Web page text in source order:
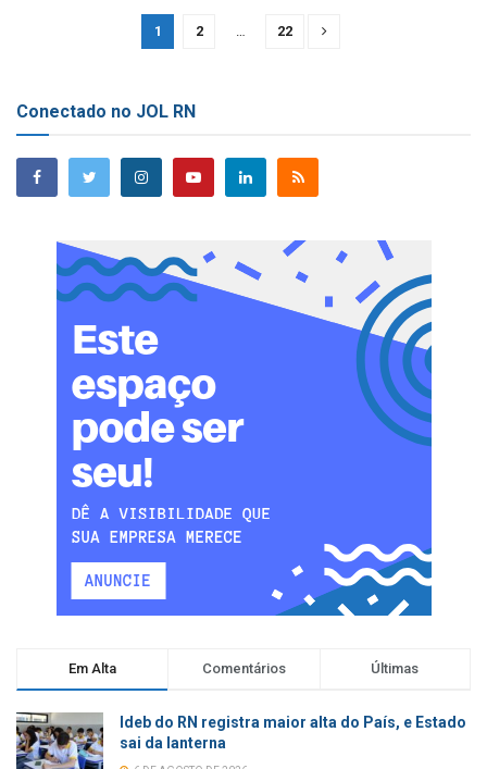
1 2 22
Conectado no JOL RN
Em Alta Comentários Últimas
Ideb do RN registra maior alta do País, e Estado
sai da lanterna